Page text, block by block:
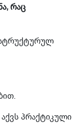
რაც
სტრუქტურულ
პრაქტიკული